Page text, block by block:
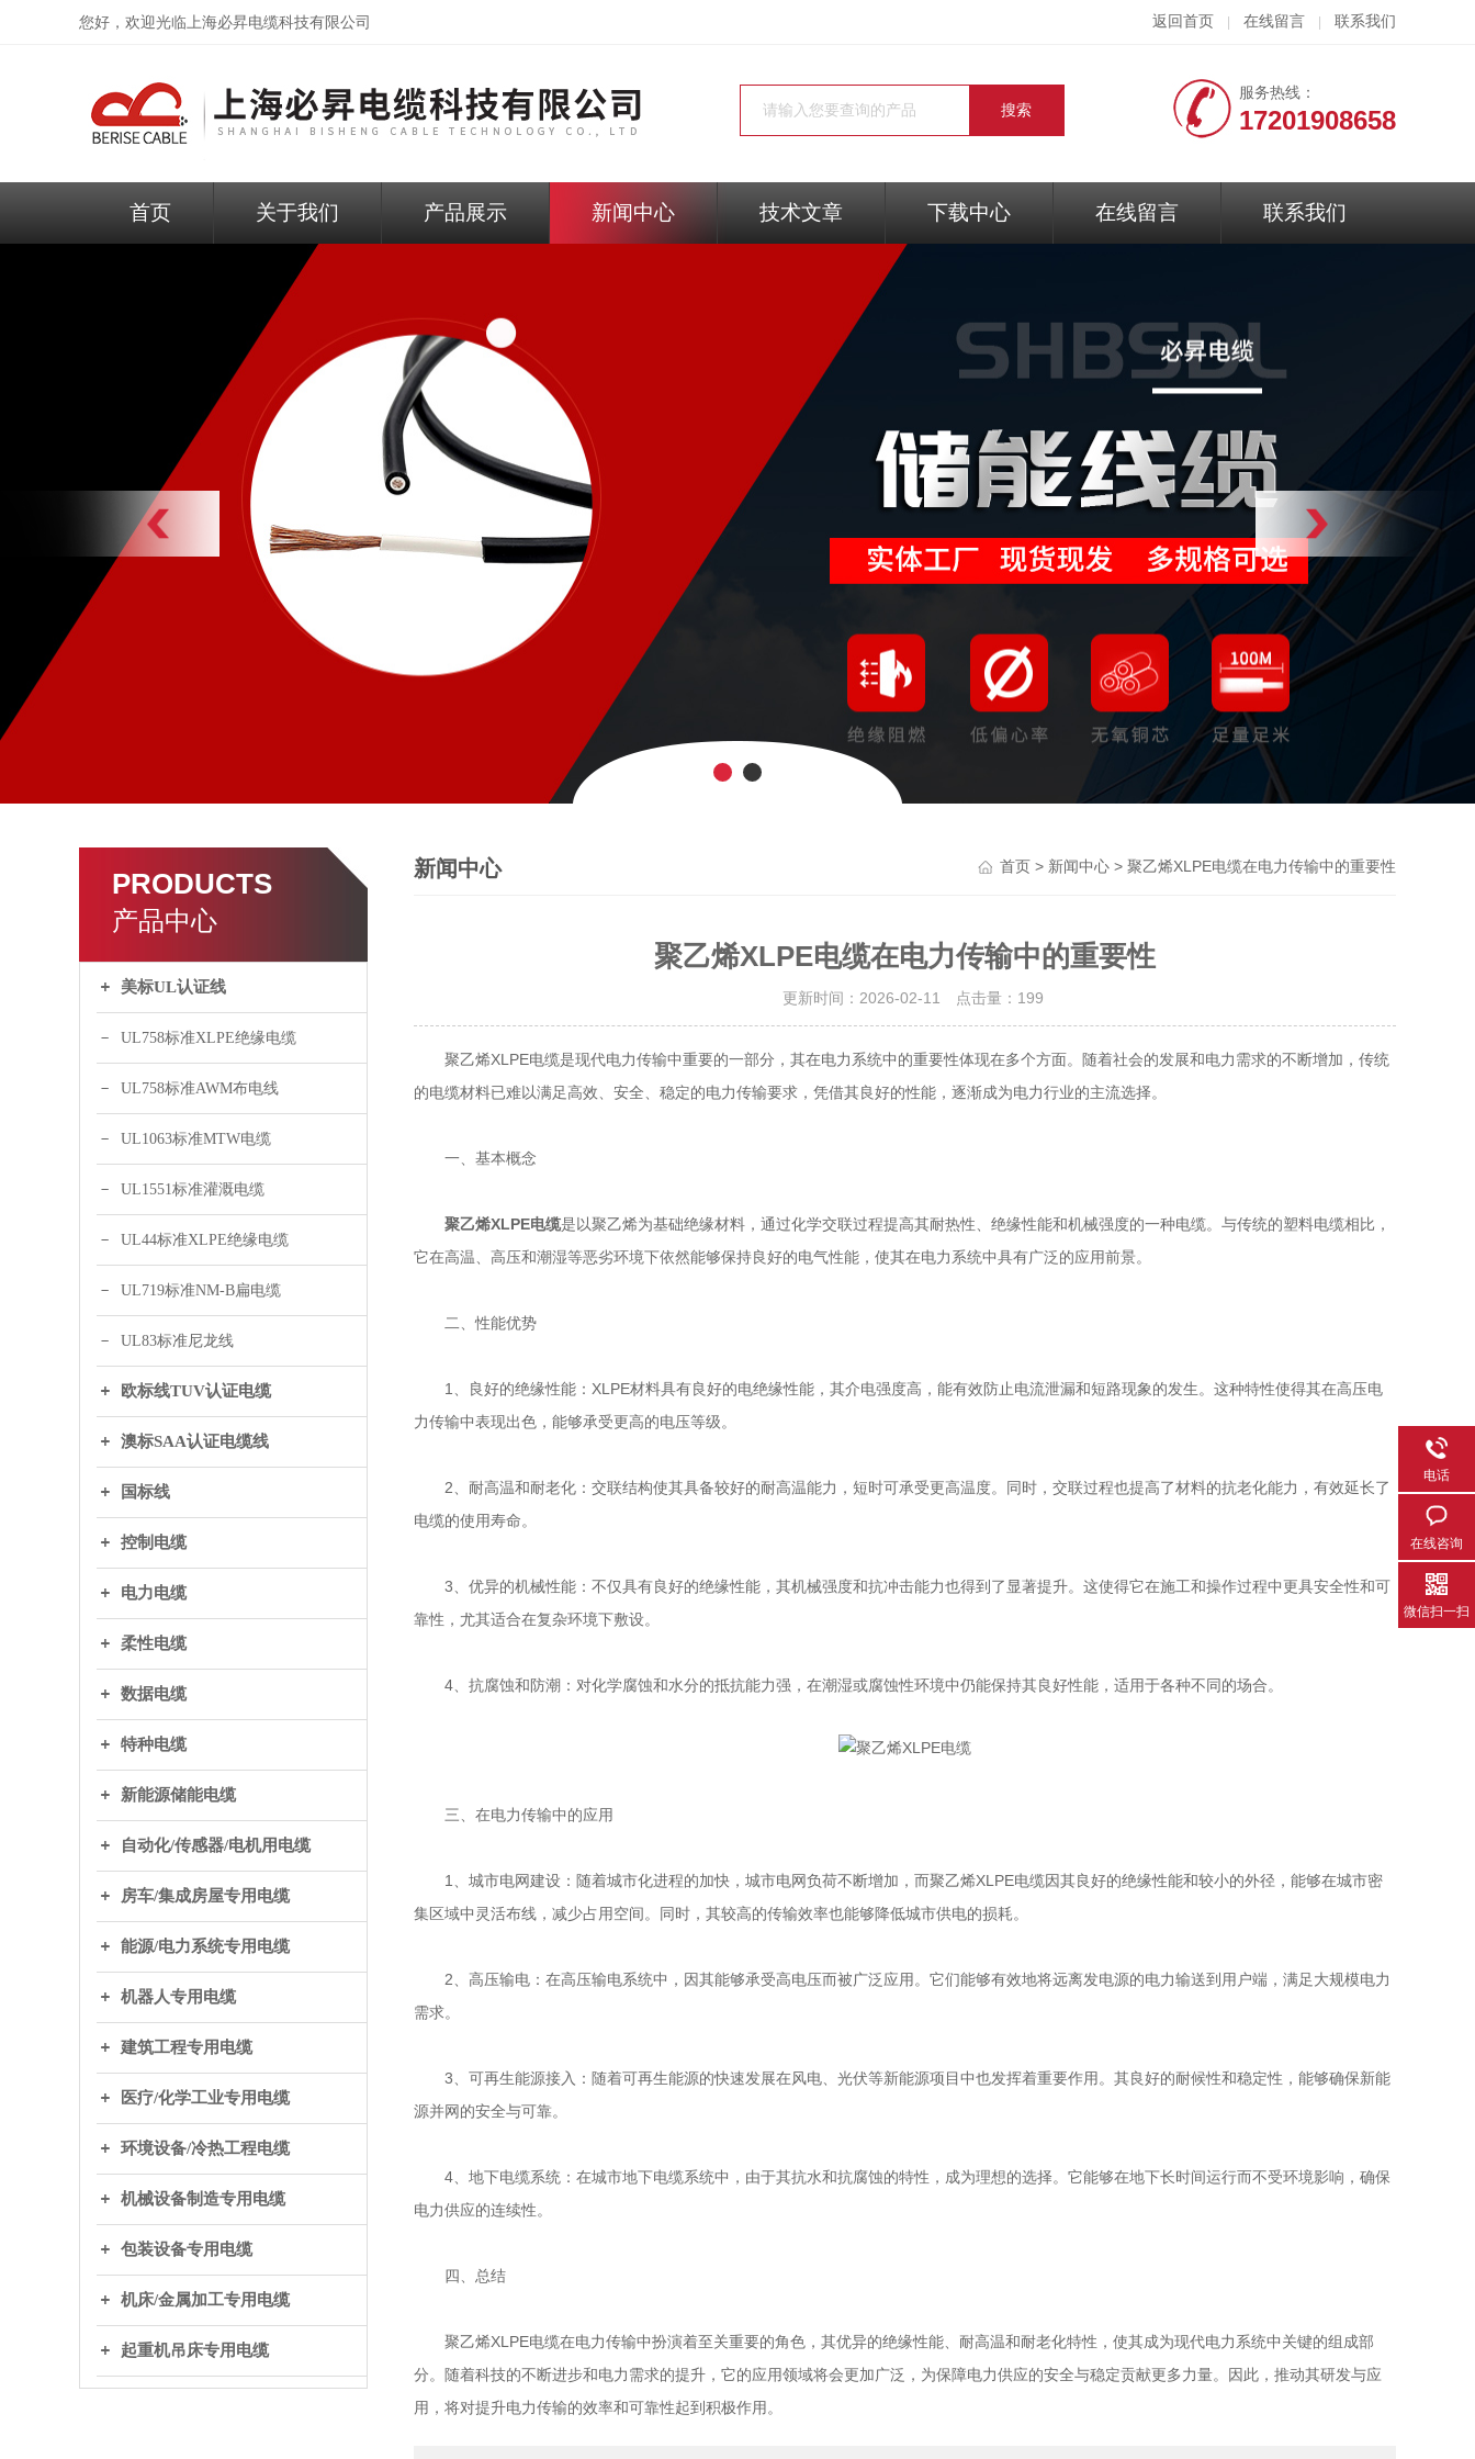
您好，欢迎光临上海必昇电缆科技有限公司 返回首页 在线留言 联系我们
服务热线：
17201908658
首页 关于我们 产品展示 新闻中心 技术文章 下载中心 在线留言 联系我们
PRODUCTS
产品中心
美标UL认证线
UL758标准XLPE绝缘电缆
UL758标准AWM布电线
UL1063标准MTW电缆
UL1551标准灌溉电缆
UL44标准XLPE绝缘电缆
UL719标准NM-B扁电缆
UL83标准尼龙线
欧标线TUV认证电缆
澳标SAA认证电缆线
国标线
控制电缆
电力电缆
柔性电缆
数据电缆
特种电缆
新能源储能电缆
自动化/传感器/电机用电缆
房车/集成房屋专用电缆
能源/电力系统专用电缆
机器人专用电缆
建筑工程专用电缆
医疗/化学工业专用电缆
环境设备/冷热工程电缆
机械设备制造专用电缆
包装设备专用电缆
机床/金属加工专用电缆
起重机吊床专用电缆
新闻中心 首页 > 新闻中心 > 聚乙烯XLPE电缆在电力传输中的重要性
聚乙烯XLPE电缆在电力传输中的重要性
更新时间：2026-02-11 点击量： 199
聚乙烯XLPE电缆是现代电力传输中重要的一部分，其在电力系统中的重要性体现在多个方面。随着社会的发展和电力需求的不断增加，传统
的电缆材料已难以满足高效、安全、稳定的电力传输要求，凭借其良好的性能，逐渐成为电力行业的主流选择。
一、基本概念
聚乙烯XLPE电缆是以聚乙烯为基础绝缘材料，通过化学交联过程提高其耐热性、绝缘性能和机械强度的一种电缆。与传统的塑料电缆相比，
它在高温、高压和潮湿等恶劣环境下依然能够保持良好的电气性能，使其在电力系统中具有广泛的应用前景。
二、性能优势
1、良好的绝缘性能：XLPE材料具有良好的电绝缘性能，其介电强度高，能有效防止电流泄漏和短路现象的发生。这种特性使得其在高压电
力传输中表现出色，能够承受更高的电压等级。
2、耐高温和耐老化：交联结构使其具备较好的耐高温能力，短时可承受更高温度。同时，交联过程也提高了材料的抗老化能力，有效延长了
电缆的使用寿命。
3、优异的机械性能：不仅具有良好的绝缘性能，其机械强度和抗冲击能力也得到了显著提升。这使得它在施工和操作过程中更具安全性和可
靠性，尤其适合在复杂环境下敷设。
4、抗腐蚀和防潮：对化学腐蚀和水分的抵抗能力强，在潮湿或腐蚀性环境中仍能保持其良好性能，适用于各种不同的场合。
三、在电力传输中的应用
1、城市电网建设：随着城市化进程的加快，城市电网负荷不断增加，而聚乙烯XLPE电缆因其良好的绝缘性能和较小的外径，能够在城市密
集区域中灵活布线，减少占用空间。同时，其较高的传输效率也能够降低城市供电的损耗。
2、高压输电：在高压输电系统中，因其能够承受高电压而被广泛应用。它们能够有效地将远离发电源的电力输送到用户端，满足大规模电力
需求。
3、可再生能源接入：随着可再生能源的快速发展在风电、光伏等新能源项目中也发挥着重要作用。其良好的耐候性和稳定性，能够确保新能
源并网的安全与可靠。
4、地下电缆系统：在城市地下电缆系统中，由于其抗水和抗腐蚀的特性，成为理想的选择。它能够在地下长时间运行而不受环境影响，确保
电力供应的连续性。
四、总结
聚乙烯XLPE电缆在电力传输中扮演着至关重要的角色，其优异的绝缘性能、耐高温和耐老化特性，使其成为现代电力系统中关键的组成部
分。随着科技的不断进步和电力需求的提升，它的应用领域将会更加广泛，为保障电力供应的安全与稳定贡献更多力量。因此，推动其研发与应
用，将对提升电力传输的效率和可靠性起到积极作用。
电话
在线咨询
微信扫一扫